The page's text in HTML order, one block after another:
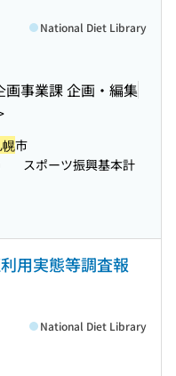
事業課 企画・編集
National Diet Library
市
スポーツ振興基本計
用実態等調査報
National Diet Library